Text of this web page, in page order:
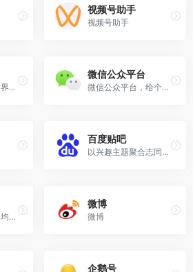
视频号助手
视频号助手
小红书，找到全世界的好东西！和全球千万用户一起分享海外新货，笔记多多、测评满满，足不出户就能逛遍全世界，选购必备的海外口碑单品、护肤彩妆、时尚穿搭、家电数码、保健美食！
微信公众平台
微信公众平台，给个人、企业和…
百度贴吧
以兴趣主题聚合志同道合者的互动平台，同好网友聚集在这里交流话题。
创作社区，任何人均可以在其上进行创作，互相交流。
微博
微博
企鹅号